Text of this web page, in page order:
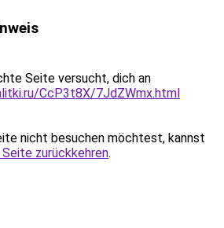
Seite versucht, dich an
CcP3t8X/7JdZWmx.html
nicht besuchen möchtest, kannst
zurückkehren.